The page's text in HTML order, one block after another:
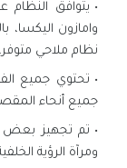
يتوافق النظام
وامازون
نظام ملاحي
جميع أنحاء
تم تجهيز بعض
ومرآة الرؤية